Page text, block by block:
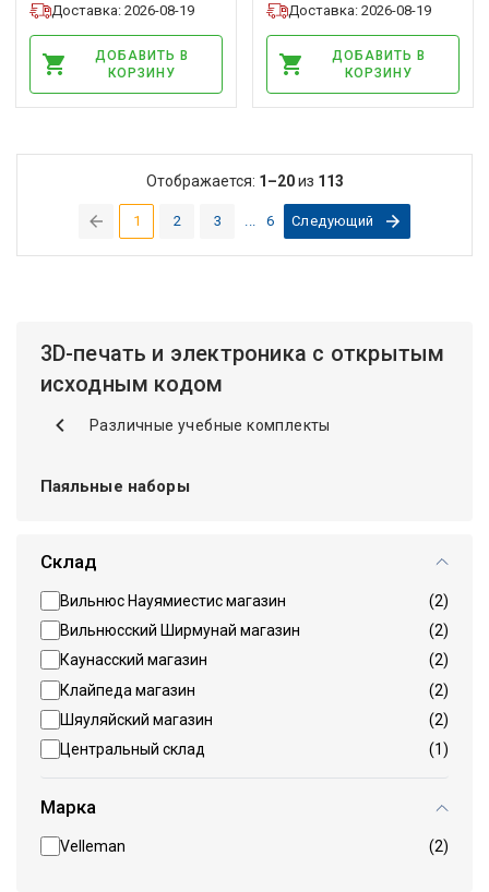
Доставка: 2026-08-19
ДОБАВИТЬ В
КОРЗИНУ
Доставка: 2026-08-19
ДОБАВИТЬ В
КОРЗИНУ
1(current)
2 3 6 Следующий
Отображается: 1–20из 113
3D-печать и электроника с открытым
исходным кодом
Различные учебные комплекты
Паяльные наборы
Склад
Вильнюс Науямиестис магазин
(2)
Вильнюсский Ширмунай магазин
(2)
Каунасский магазин
(2)
Клайпеда магазин
(2)
Шяуляйский магазин
(2)
Центральный склад
(1)
Марка
Velleman (2)